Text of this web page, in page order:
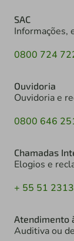
SAC
Informações,
0800 724
Ouvidoria
Ouvidoria e
0800 646
Chamadas
Elogios e
+ 55 51
Atendimento
Auditiva ou